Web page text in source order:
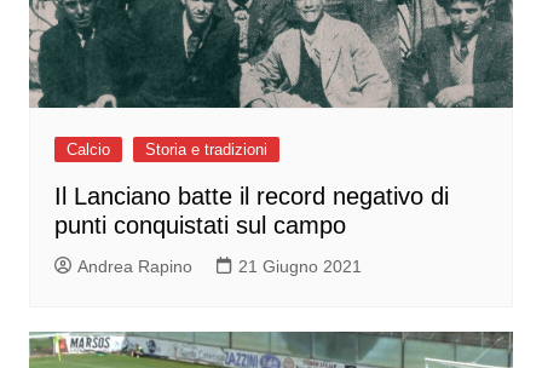
Calcio Storia e tradizioni
Il Lanciano batte il record negativo di
punti conquistati sul campo
Andrea Rapino 21 Giugno 2021